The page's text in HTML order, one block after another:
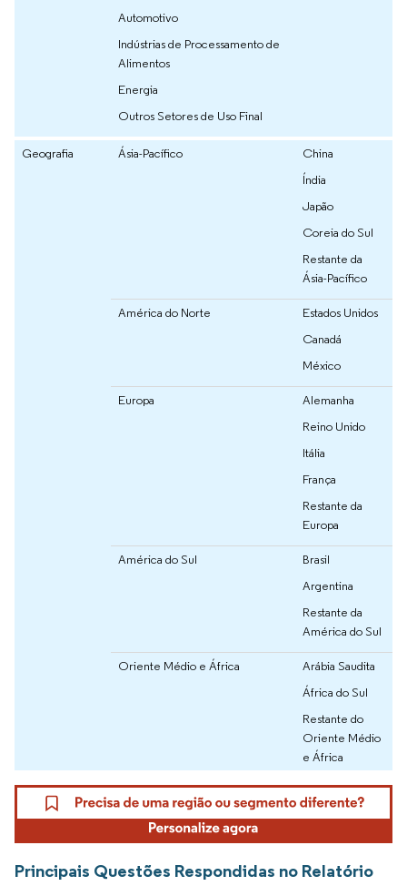
Automotivo
Indústrias de Processamento de
Alimentos
Energia
Outros Setores de Uso Final
Geografia Ásia-Pacífico
China
Índia
Japão
Coreia do Sul
Restante da
Ásia-Pacífico
América do Norte
Estados Unidos
Canadá
México
Europa
Alemanha
Reino Unido
Itália
França
Restante da
Europa
América do Sul
Brasil
Argentina
Restante da
América do Sul
Oriente Médio e África
Arábia Saudita
África do Sul
Restante do
Oriente Médio
e África
Principais Questões Respondidas no Relatório